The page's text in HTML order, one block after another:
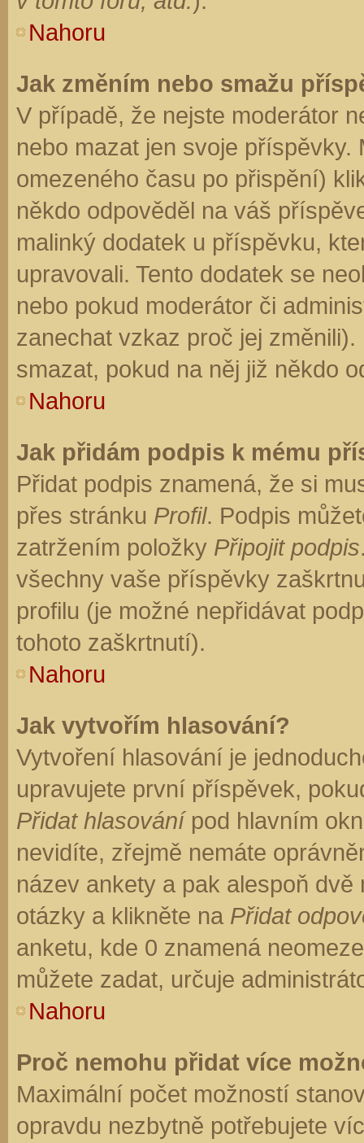
Nahoru
Jak změním nebo smažu
V případě, že nejste moderátor
nebo mazat jen svoje
omezeného času po přispění)
někdo odpověděl na váš
malinký dodatek u příspěvku,
upravovali. Tento dodatek se
nebo pokud moderátor či
zanechat vzkaz proč jej
smazat, pokud na něj již někdo
Nahoru
Jak přidám podpis k mému
Přidat podpis znamená, že si
přes stránku Profil. Podpis
zatržením položky Připojit podpis
všechny vaše příspěvky
profilu (je možné nepřidávat
tohoto zaškrtnutí).
Nahoru
Jak vytvořím hlasování?
Vytvoření hlasování je
upravujete první příspěvek,
Přidat hlasovánípod hlavním
nevidíte, zřejmě nemáte
název ankety a pak alespoň
otázky a klikněte na Přidat
anketu, kde 0 znamená
můžete zadat, určuje
Nahoru
Proč nemohu přidat více
Maximální počet možností
opravdu nezbytně potřebujete